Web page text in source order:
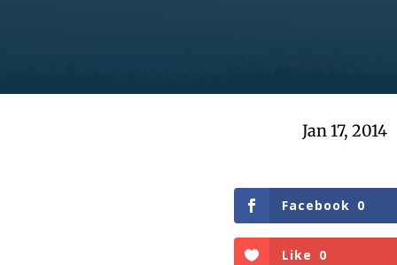
Jan 17, 2014
Facebook 0
Like 0